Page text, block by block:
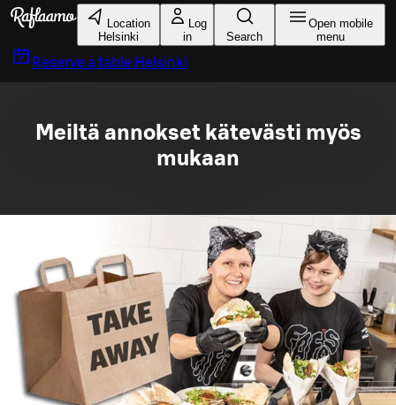
Skip to main content
Location
Helsinki
Log
in
Search
Open mobile
menu
Reserve a table Helsinki
Meiltä annokset kätevästi myös
mukaan